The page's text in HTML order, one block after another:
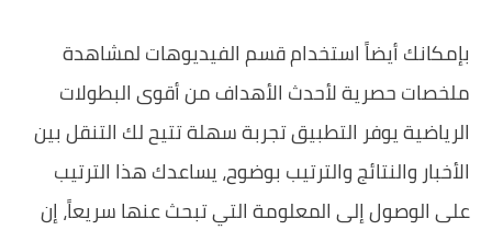
بإمكانك أيضاً استخدام قسم الفيديوهات لمشاهدة
ملخصات حصرية لأحدث الأهداف من أقوى البطولات
الرياضية يوفر التطبيق تجربة سهلة تتيح لك التنقل بين
الأخبار والنتائج والترتيب بوضوح، يساعدك هذا الترتيب
على الوصول إلى المعلومة التي تبحث عنها سريعاً، إن